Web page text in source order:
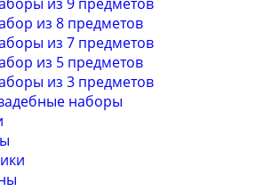
из 8 предметов
из 7 предметов
из 5 предметов
из 3 предметов
наборы